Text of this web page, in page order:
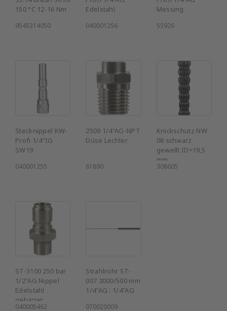
150 °C 12-16 Nm
9545314050
Edelstahl
040001256
Messing
55926
Stecknippel KW-
Profi 1/4"IG
SW19
040001255
2509 1/4"AG-NPT
Düse Lechler
61890
Knickschutz NW
08 schwarz
gewellt ID=19,5
mm
308605
ST-3100 250 bar
1/2"AG Nippel
Edelstahl
gehärtet
040005462
Strahlrohr ST-
007 2000/500 mm
1/4"AG : 1/4"AG
070020009